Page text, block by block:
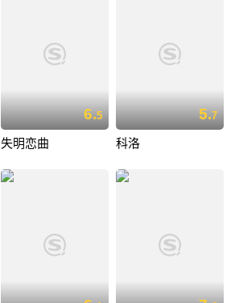
6.5
失明恋曲
5.7
科洛